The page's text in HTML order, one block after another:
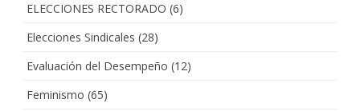
ELECCIONES RECTORADO (6)
Elecciones Sindicales (28)
Evaluación del Desempeño (12)
Feminismo (65)